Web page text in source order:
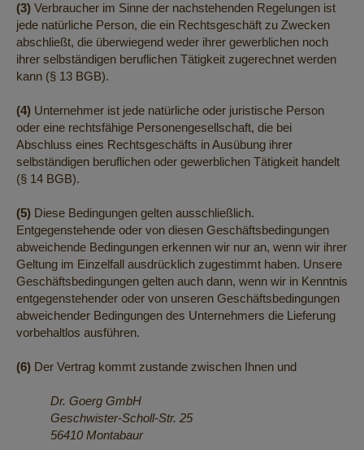
(3) Verbraucher im Sinne der nachstehenden Regelungen ist
jede natürliche Person, die ein Rechtsgeschäft zu Zwecken
abschließt, die überwiegend weder ihrer gewerblichen noch
ihrer selbständigen beruflichen Tätigkeit zugerechnet werden
kann (§ 13 BGB).
(4) Unternehmer ist jede natürliche oder juristische Person
oder eine rechtsfähige Personengesellschaft, die bei
Abschluss eines Rechtsgeschäfts in Ausübung ihrer
selbständigen beruflichen oder gewerblichen Tätigkeit handelt
(§ 14 BGB).
(5) Diese Bedingungen gelten ausschließlich.
Entgegenstehende oder von diesen Geschäftsbedingungen
abweichende Bedingungen erkennen wir nur an, wenn wir ihrer
Geltung im Einzelfall ausdrücklich zugestimmt haben. Unsere
Geschäftsbedingungen gelten auch dann, wenn wir in Kenntnis
entgegenstehender oder von unseren Geschäftsbedingungen
abweichender Bedingungen des Unternehmers die Lieferung
vorbehaltlos ausführen.
(6) Der Vertrag kommt zustande zwischen Ihnen und
Dr. Goerg GmbH
Geschwister-Scholl-Str. 25
56410 Montabaur